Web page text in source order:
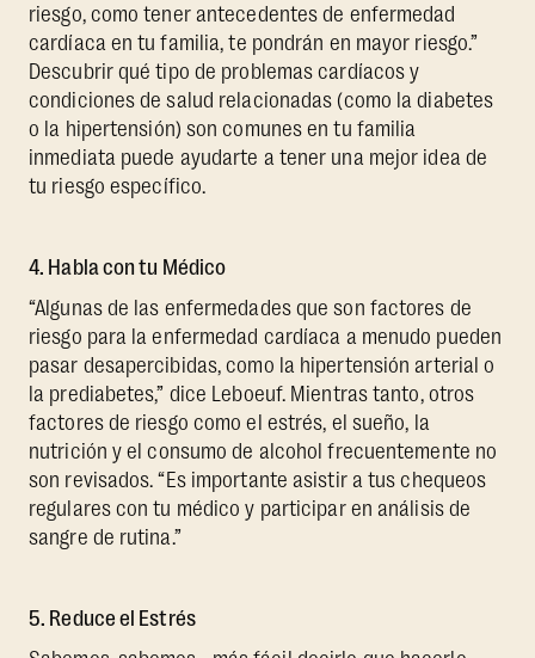
riesgo, como tener antecedentes de enfermedad
cardíaca en tu familia, te pondrán en mayor riesgo.”
Descubrir qué tipo de problemas cardíacos y
condiciones de salud relacionadas (como la diabetes
o la hipertensión) son comunes en tu familia
inmediata puede ayudarte a tener una mejor idea de
tu riesgo específico.
4. Habla con tu Médico
“Algunas de las enfermedades que son factores de
riesgo para la enfermedad cardíaca a menudo pueden
pasar desapercibidas, como la hipertensión arterial o
la prediabetes,” dice Leboeuf. Mientras tanto, otros
factores de riesgo como el estrés, el sueño, la
nutrición y el consumo de alcohol frecuentemente no
son revisados. “Es importante asistir a tus chequeos
regulares con tu médico y participar en análisis de
sangre de rutina.”
5. Reduce el Estrés